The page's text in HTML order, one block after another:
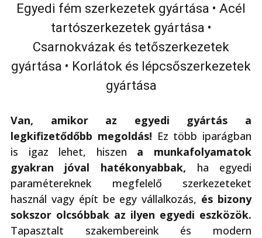
Egyedi fém szerkezetek gyártása • Acél
tartószerkezetek gyártása •
Csarnokvázak és tetőszerkezetek
gyártása • Korlátok és lépcsőszerkezetek
gyártása
Van, amikor az egyedi gyártás a
legkifizetődőbb megoldás! Ez több iparágban
is igaz lehet, hiszen a munkafolyamatok
gyakran jóval hatékonyabbak, ha egyedi
paramétereknek megfelelő szerkezeteket
használ vagy épít be egy vállalkozás, és bizony
sokszor olcsóbbak az ilyen egyedi eszközök.
Tapasztalt szakembereink és modern